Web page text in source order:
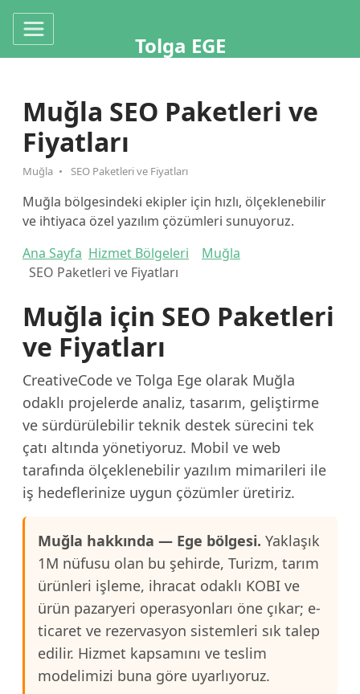
Tolga EGE
Muğla SEO Paketleri ve
Fiyatları
Muğla SEO Paketleri ve Fiyatları
Muğla bölgesindeki ekipler için hızlı, ölçeklenebilir
ve ihtiyaca özel yazılım çözümleri sunuyoruz.
Ana Sayfa Hizmet Bölgeleri
Muğla
SEO Paketleri ve Fiyatları
Muğla için SEO Paketleri
ve Fiyatları
CreativeCode ve Tolga Ege olarak Muğla
odaklı projelerde analiz, tasarım, geliştirme
ve sürdürülebilir teknik destek sürecini tek
çatı altında yönetiyoruz. Mobil ve web
tarafında ölçeklenebilir yazılım mimarileri ile
iş hedeflerinize uygun çözümler üretiriz.
Muğla hakkında — Ege bölgesi. Yaklaşık
1M nüfusu olan bu şehirde, Turizm, tarım
ürünleri işleme, ihracat odaklı KOBI ve
ürün pazaryeri operasyonları öne çıkar; e-
ticaret ve rezervasyon sistemleri sık talep
edilir. Hizmet kapsamını ve teslim
modelimizi buna göre uyarlıyoruz.